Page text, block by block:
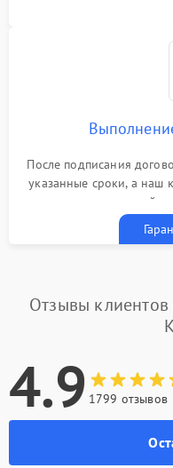
После подписания
указанные сроки, а наш
Отзывы
4.9 1799 отзывов